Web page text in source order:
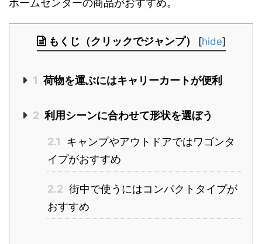
ホームセンターの商品がおすすめ。
もくじ（クリックでジャンプ） [hide]
1 荷物を運ぶにはキャリーカートが便利
2 利用シーンに合わせて形状を選ぼう
2.1
キャンプやアウトドアではワゴンタ
イプがおすすめ
2.2 街中で使うにはコンパクトタイプが
おすすめ